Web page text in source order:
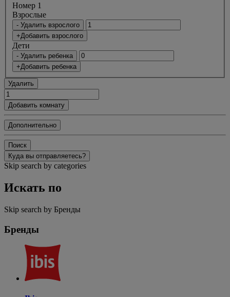
Номер 1
Bзрослые
- Удалить взрослого
+Добавить взрослого
Дети
- Удалить ребенка
+Добавить ребенка
Удалить
Добавить комнату
Дополнительно
Поиск
Куда вы отправляетесь?
Skip search by categories
Искать по
Skip search by Бренды
Бренды